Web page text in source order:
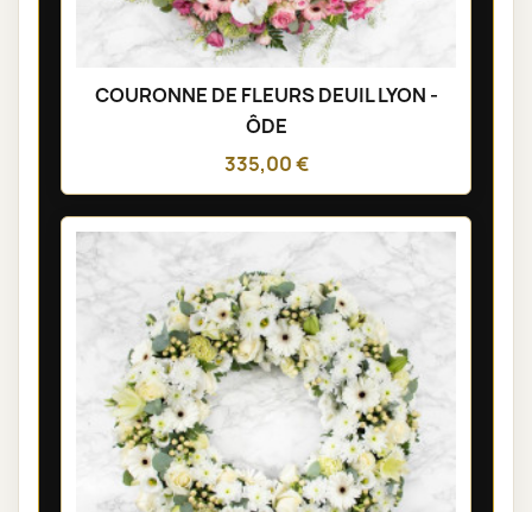
COURONNE DE FLEURS DEUIL LYON -
ÔDE
335,00 €